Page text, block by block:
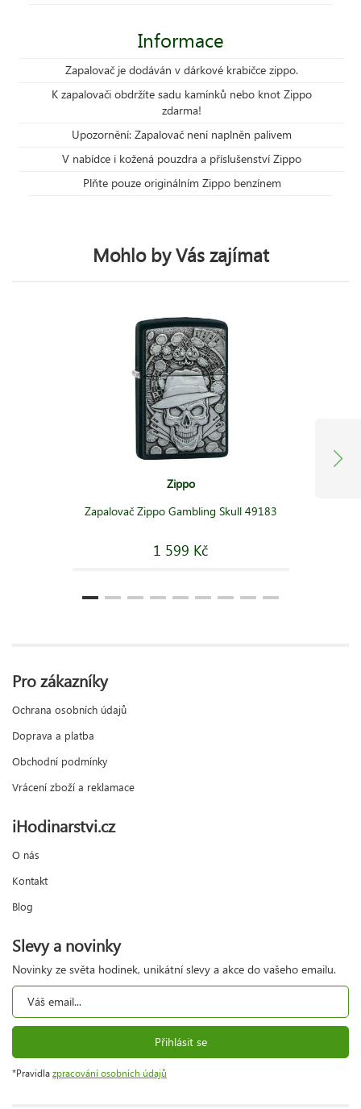
Informace
Zapalovač je dodáván v dárkové krabičce zippo.
K zapalovači obdržíte sadu kamínků nebo knot Zippo
zdarma!
Upozornění: Zapalovač není naplněn palivem
V nabídce i kožená pouzdra a příslušenství Zippo
Plňte pouze originálním Zippo benzínem
Mohlo by Vás zajímat
Zippo
Zapalovač Zippo Gambling Skull 49183
1 599 Kč
Pro zákazníky
Ochrana osobních údajů
Doprava a platba
Obchodní podmínky
Vrácení zboží a reklamace
iHodinarstvi.cz
O nás
Kontakt
Blog
Slevy a novinky
Novinky ze světa hodinek, unikátní slevy a akce do vašeho emailu.
Přihlásit se
*Pravidla zpracování osobních údajů